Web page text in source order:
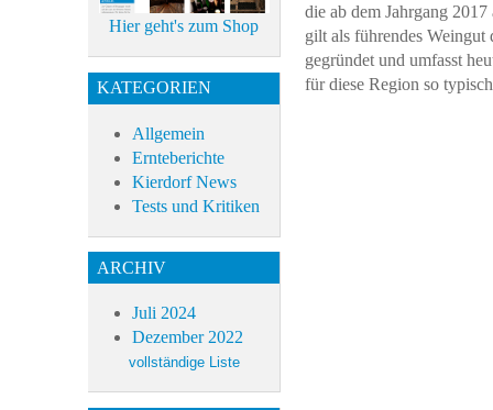
die ab dem Jahrgang
gilt als führendes
gegründet und umfasst
für diese Region so
Hier geht's zum Shop
KATEGORIEN
Allgemein
Ernteberichte
Kierdorf News
Tests und Kritiken
ARCHIV
Juli 2024
Dezember 2022